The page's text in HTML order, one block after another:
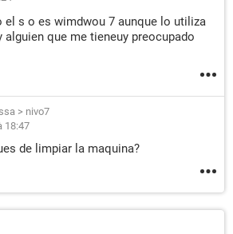
el s o es wimdwou 7 aunque lo utiliza
que me tieneuy preocupado
> nivo7
18:47
de limpiar la maquina?